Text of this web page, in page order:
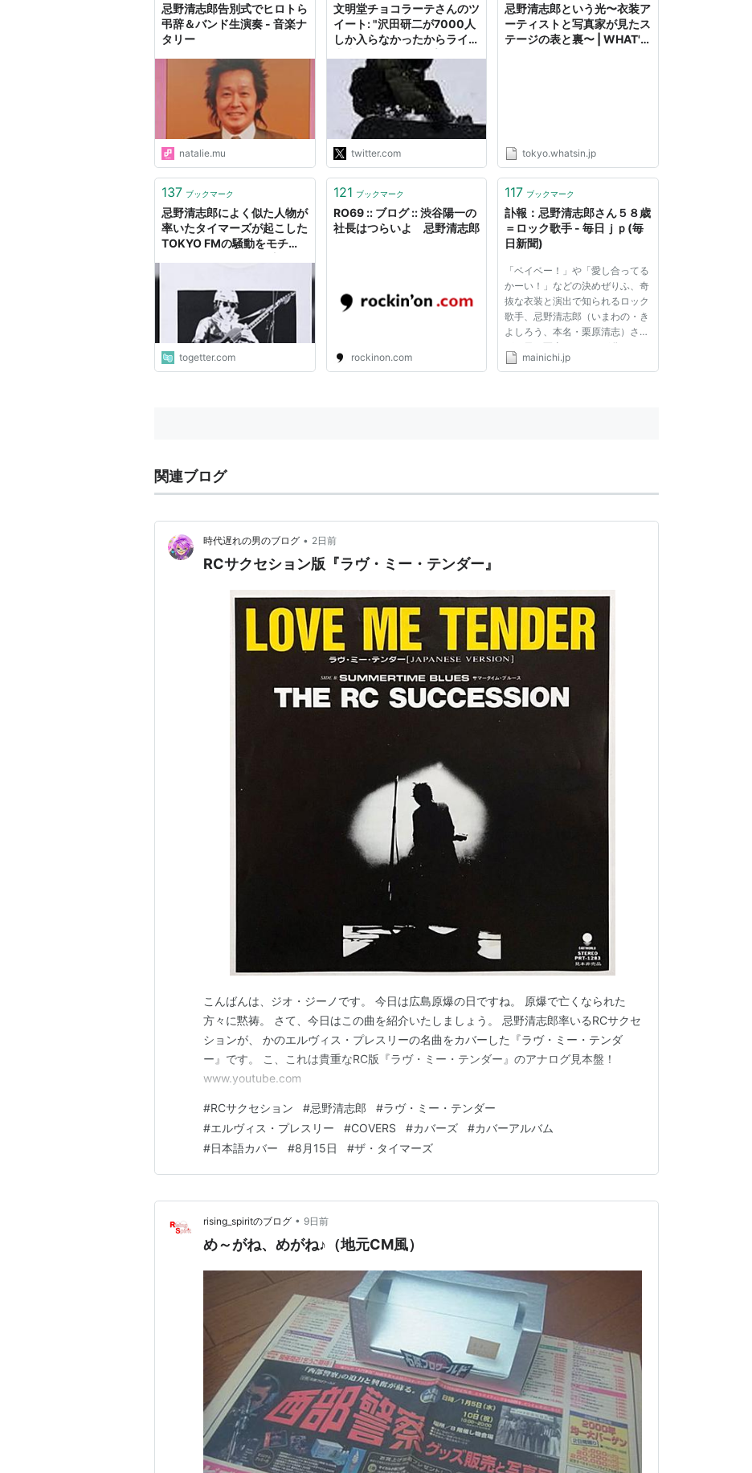
ふ...
成、７...
忌野清志郎告別式でヒロトら
弔辞＆バンド生演奏 - 音楽ナ
タリー
natalie.mu
文明堂チョコラーテさんのツ
イート: "沢田研二が7000人
しか入らなかったからライブ
30年以上前に佐賀県武雄市
であったRCサクセションの
ライブ。俺含めて10人くら
いだったぞ。忌野清志郎すご
く楽しそうにアンコール3曲
くらい歌ってくれた。未だに
あのライブを超えるものに出
会ってない。"
twitter.com
忌野清志郎という光〜衣装ア
ーティストと写真家が見たス
テージの表と裏〜 | WHAT's
tokyo.whatsin.jp
137 ブックマーク
忌野清志郎によく似た人物が
率いたタイマーズが起こした
TOKYO FMの騒動をモチー
togetter.com
121 ブックマーク
RO69 :: ブログ :: 渋谷陽一の
社長はつらいよ 忌野清志郎
rockinon.com
117 ブックマーク
訃報：忌野清志郎さん５８歳
＝ロック歌手 - 毎日ｊｐ(毎
日新聞)
「ベイベー！」や「愛し合ってる
かーい！」などの決めぜりふ、奇
抜な衣装と演出で知られるロック
歌手、忌野清志郎（いまわの・き
よしろう、本名・栗原清志）さん
が２日、死去したことが分かっ
た。５８歳だった。 東京生ま
mainichi.jp
関連ブログ
時代遅れの男のブログ • 2日前
RCサクセション版『ラヴ・ミー・テンダー』
こんばんは、ジオ・ジーノです。 今日は広島原爆の日ですね。 原爆で亡くなられた
方々に黙祷。 さて、今日はこの曲を紹介いたしましょう。 忌野清志郎率いるRCサクセ
ションが、 かのエルヴィス・プレスリーの名曲をカバーした『ラヴ・ミー・テンダ
ー』です。 こ、これは貴重なRC版『ラヴ・ミー・テンダー』のアナログ見本盤！
www.youtube.com
#RCサクセション #忌野清志郎 #ラヴ・ミー・テンダー
#エルヴィス・プレスリー #COVERS #カバーズ #カバーアルバム
#日本語カバー #8月15日 #ザ・タイマーズ
rising_spiritのブログ • 9日前
め～がね、めがね♪（地元CM風）